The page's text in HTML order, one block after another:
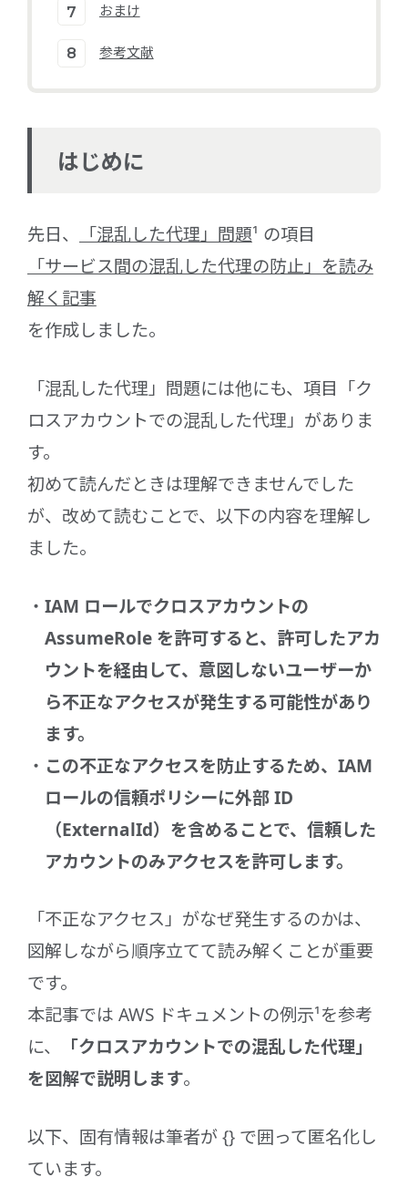
おまけ
参考文献
はじめに
先日、 「混乱した代理」問題¹ の項目
「サービス間の混乱した代理の防止」を読み
解く記事
を作成しました。
「混乱した代理」問題には他にも、項目「ク
ロスアカウントでの混乱した代理」がありま
す。
初めて読んだときは理解できませんでした
が、改めて読むことで、以下の内容を理解し
ました。
IAM ロールでクロスアカウントの
AssumeRole を許可すると、許可したアカ
ウントを経由して、意図しないユーザーか
ら不正なアクセスが発生する可能性があり
ます。
この不正なアクセスを防止するため、IAM
ロールの信頼ポリシーに外部 ID
（ExternalId）を含めることで、信頼した
アカウントのみアクセスを許可します。
「不正なアクセス」がなぜ発生するのかは、
図解しながら順序立てて読み解くことが重要
です。
本記事では AWS ドキュメントの例示¹を参考
に、
「クロスアカウントでの混乱した代理」
を図解で説明します。
以下、固有情報は筆者が {} で囲って匿名化し
ています。